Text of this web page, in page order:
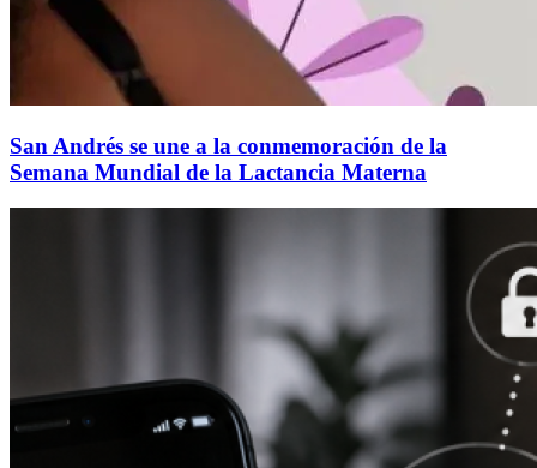
San Andrés se une a la conmemoración de la
Semana Mundial de la Lactancia Materna